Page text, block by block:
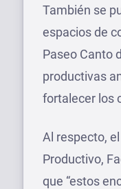
También se
espacios de
Paseo Canto
productivas
fortalecer los
Al respecto,
Productivo,
que “estos